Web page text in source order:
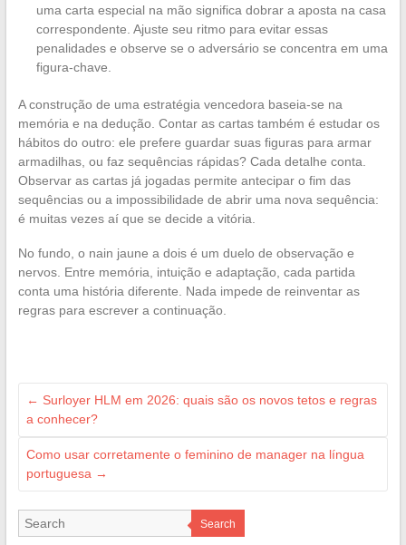
uma carta especial na mão significa dobrar a aposta na casa
correspondente. Ajuste seu ritmo para evitar essas
penalidades e observe se o adversário se concentra em uma
figura-chave.
A construção de uma estratégia vencedora baseia-se na
memória e na dedução. Contar as cartas também é estudar os
hábitos do outro: ele prefere guardar suas figuras para armar
armadilhas, ou faz sequências rápidas? Cada detalhe conta.
Observar as cartas já jogadas permite antecipar o fim das
sequências ou a impossibilidade de abrir uma nova sequência:
é muitas vezes aí que se decide a vitória.
No fundo, o nain jaune a dois é um duelo de observação e
nervos. Entre memória, intuição e adaptação, cada partida
conta uma história diferente. Nada impede de reinventar as
regras para escrever a continuação.
← Surloyer HLM em 2026: quais são os novos tetos e regras
a conhecer?
Como usar corretamente o feminino de manager na língua
portuguesa →
Search